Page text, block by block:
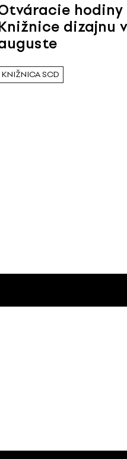
hodiny
dizajnu v
KNIŽNICA SCD